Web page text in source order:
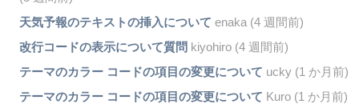
天気予報のテキストの挿入について enaka (4 週間前)
改行コードの表示について質問 kiyohiro (4 週間前)
テーマのカラー コードの項目の変更について ucky (1 か月前)
テーマのカラー コードの項目の変更について Kuro (1 か月前)